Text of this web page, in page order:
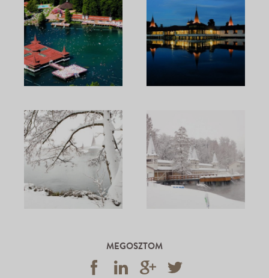
MEGOSZTOM